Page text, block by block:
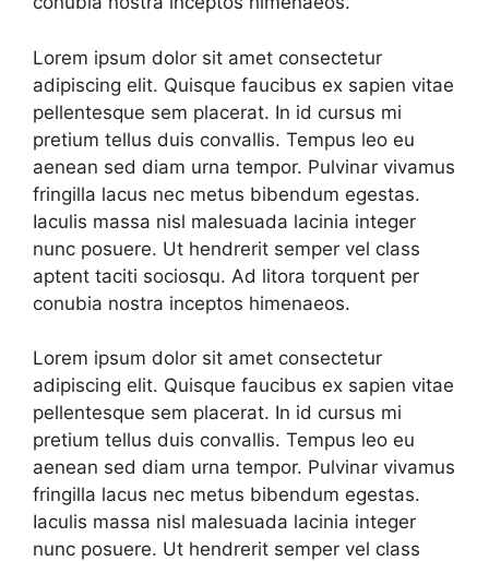
Lorem ipsum dolor sit amet consectetur
adipiscing elit. Quisque faucibus ex sapien vitae
pellentesque sem placerat. In id cursus mi
pretium tellus duis convallis. Tempus leo eu
aenean sed diam urna tempor. Pulvinar vivamus
fringilla lacus nec metus bibendum egestas.
Iaculis massa nisl malesuada lacinia integer
nunc posuere. Ut hendrerit semper vel class
aptent taciti sociosqu. Ad litora torquent per
conubia nostra inceptos himenaeos.
Lorem ipsum dolor sit amet consectetur
adipiscing elit. Quisque faucibus ex sapien vitae
pellentesque sem placerat. In id cursus mi
pretium tellus duis convallis. Tempus leo eu
aenean sed diam urna tempor. Pulvinar vivamus
fringilla lacus nec metus bibendum egestas.
Iaculis massa nisl malesuada lacinia integer
nunc posuere. Ut hendrerit semper vel class